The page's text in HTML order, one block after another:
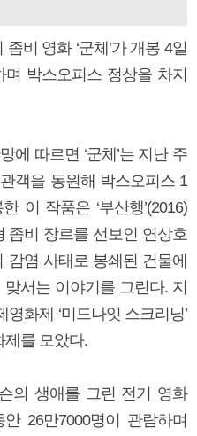
비 영화 ‘군체’가 개봉 4일
박스오피스 정상을 차지
에 따르면 ‘군체’는 지난 주
객을 동원해 박스오피스 1
이 작품은 ‘부산행’(2016)
좀비 장르를 선보인 연상호
감염 사태로 봉쇄된 건물에
서는 이야기를 그린다. 지
화제 ‘미드나잇 스크리닝’
제를 모았다.
의 생애를 그린 전기 영화
안 26만7000명이 관람하며